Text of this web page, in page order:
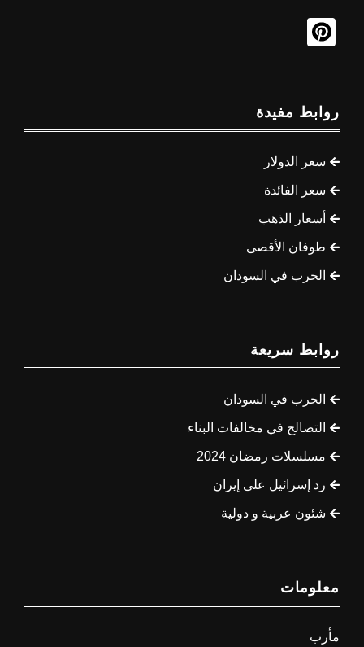
روابط مفيدة
سعر الدولار
سعر الفائدة
أسعار الذهب
طوفان الأقصى
الحرب في السودان
روابط سريعة
الحرب في السودان
التصالح في مخالفات البناء
مسلسلات رمضان 2024
رد إسرائيل على إيران
شئون عربية و دولية
معلومات
مأرب